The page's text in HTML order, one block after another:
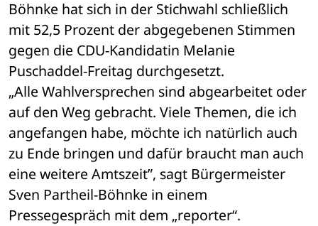
Böhnke hat sich in der Stichwahl schließlich
mit 52,5 Prozent der abgegebenen Stimmen
gegen die CDU-Kandidatin Melanie
Puschaddel-Freitag durchgesetzt.
„Alle Wahlversprechen sind abgearbeitet oder
auf den Weg gebracht. Viele Themen, die ich
angefangen habe, möchte ich natürlich auch
zu Ende bringen und dafür braucht man auch
eine weitere Amtszeit”, sagt Bürgermeister
Sven Partheil-Böhnke in einem
Pressegespräch mit dem „reporter“.